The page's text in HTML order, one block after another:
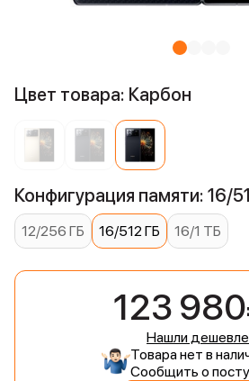
Цвет товара: Карбон
Конфигурация памяти: 16/
12/256 ГБ 16/512 ГБ 16/1 ТБ
123
Нашли
Товара нет в
Сообщить о